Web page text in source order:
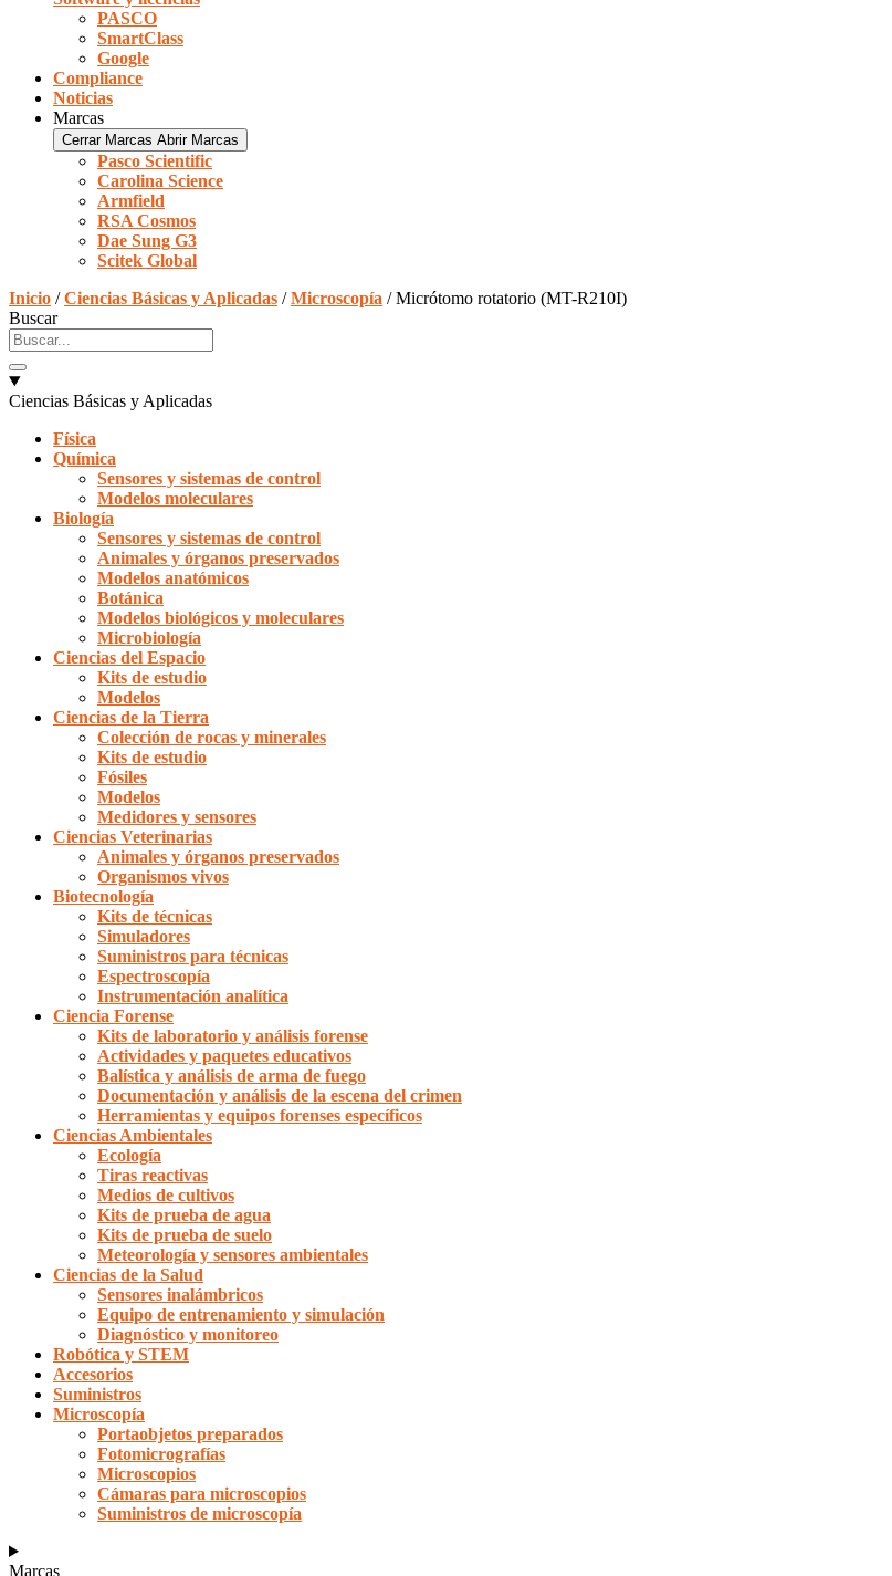
PASCO
SmartClass
Google
Compliance
Noticias
Marcas
Cerrar Marcas Abrir Marcas
Pasco Scientific
Carolina Science
Armfield
RSA Cosmos
Dae Sung G3
Scitek Global
Inicio /Ciencias Básicas y Aplicadas /Microscopía / Micrótomo rotatorio (MT-R210I)
Buscar
Ciencias Básicas y Aplicadas
Física
Química
Sensores y sistemas de control
Modelos moleculares
Biología
Sensores y sistemas de control
Animales y órganos preservados
Modelos anatómicos
Botánica
Modelos biológicos y moleculares
Microbiología
Ciencias del Espacio
Kits de estudio
Modelos
Ciencias de la Tierra
Colección de rocas y minerales
Kits de estudio
Fósiles
Modelos
Medidores y sensores
Ciencias Veterinarias
Animales y órganos preservados
Organismos vivos
Biotecnología
Kits de técnicas
Simuladores
Suministros para técnicas
Espectroscopía
Instrumentación analítica
Ciencia Forense
Kits de laboratorio y análisis forense
Actividades y paquetes educativos
Balística y análisis de arma de fuego
Documentación y análisis de la escena del crimen
Herramientas y equipos forenses específicos
Ciencias Ambientales
Ecología
Tiras reactivas
Medios de cultivos
Kits de prueba de agua
Kits de prueba de suelo
Meteorología y sensores ambientales
Ciencias de la Salud
Sensores inalámbricos
Equipo de entrenamiento y simulación
Diagnóstico y monitoreo
Robótica y STEM
Accesorios
Suministros
Microscopía
Portaobjetos preparados
Fotomicrografías
Microscopios
Cámaras para microscopios
Suministros de microscopía
Marcas